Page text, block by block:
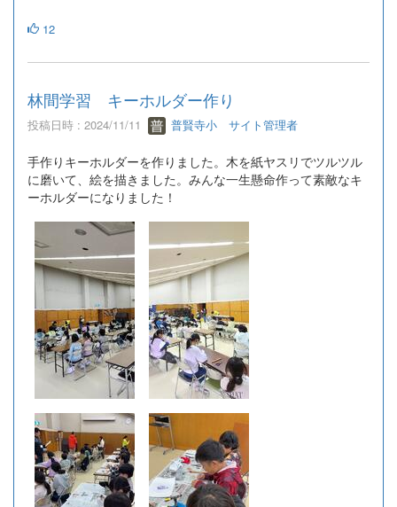
12
林間学習 キーホルダー作り
投稿日時 : 2024/11/11 普賢寺小 サイト管理者
手作りキーホルダーを作りました。木を紙ヤスリでツルツル
に磨いて、絵を描きました。みんな一生懸命作って素敵なキ
ーホルダーになりました！